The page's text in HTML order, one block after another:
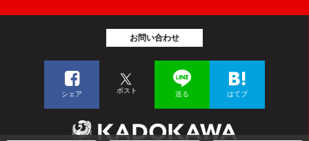
お問い合わせ
シェア ポスト 送る はてブ